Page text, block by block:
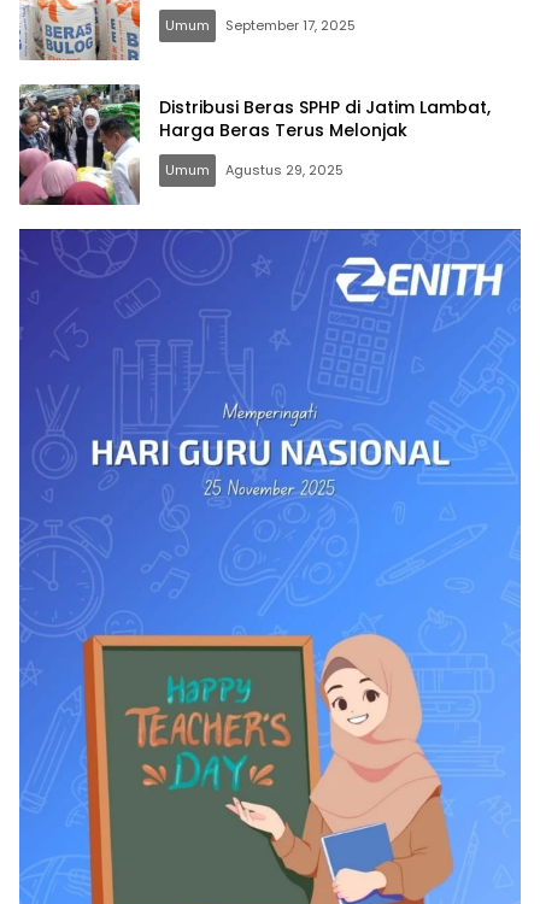
Umum September 17, 2025
Distribusi Beras SPHP di Jatim Lambat,
Harga Beras Terus Melonjak
Umum Agustus 29, 2025